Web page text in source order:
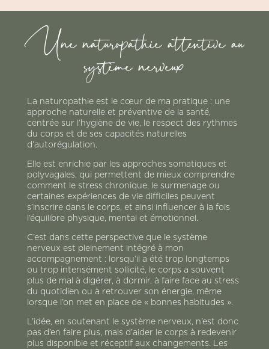
Une naturopathie attentive au
système nerveux
La naturopathie est le cœur de ma pratique : une
approche naturelle et préventive de la santé,
centrée sur l’hygiène de vie, le respect des rythmes
du corps et de ses capacités naturelles
d’autorégulation.
Elle est enrichie par les approches somatiques et
polyvagales, qui permettent de mieux comprendre
comment le stress chronique, le surmenage ou
certaines expériences de vie difficiles peuvent
s’inscrire dans le corps, et ainsi influencer à la fois
l’équilibre physique, mental et émotionnel.
C’est dans cette perspective que le système
nerveux est pleinement intégré à mon
accompagnement : lorsqu’il a été trop longtemps
ou trop intensément sollicité, le corps a souvent
plus de mal à digérer, à dormir, à faire face au stress
du quotidien ou à retrouver son énergie, même
lorsque l’on met en place de « bonnes habitudes ».
L’idée, en soutenant le système nerveux, n’est donc
pas d’en faire plus, mais d’aider le corps à redevenir
plus disponible et réceptif aux changements. Les